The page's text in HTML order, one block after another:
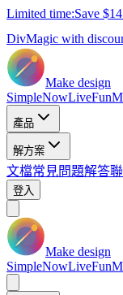
Limited time:Save
DivMagic with
Make design
SimpleNowLiveFun
產品
解方案
文檔常見問題解答
登入
Make design
SimpleNowLiveFun